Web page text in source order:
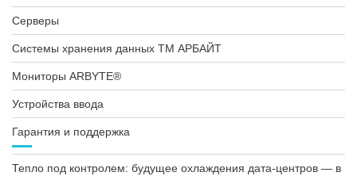
Серверы
Системы хранения данных ТМ АРБАЙТ
Мониторы ARBYTE®
Устройства ввода
Гарантия и поддержка
Тепло под контролем: будущее охлаждения дата-центров — в